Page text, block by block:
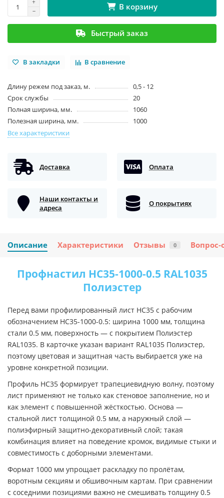
В корзину
Быстрый заказ
В закладки В сравнение
Длину режем под заказ, м.
0,5 - 12
Срок службы
20
Полная ширина, мм.
1060
Полезная ширина, мм.
1000
Все характеристики
Доставка Оплата
Наши контакты и
адреса
О покрытиях
Описание Характеристики Отзывы 0 Вопрос-
Профнастил НС35-1000-0.5 RAL1035
Полиэстер
Перед вами профилированный лист НС35 с рабочим
обозначением НС35-1000-0.5: ширина 1000 мм, толщина
стали 0.5 мм, поверхность — с покрытием Полиэстер
RAL1035. В карточке указан вариант RAL1035 Полиэстер,
поэтому цветовая и защитная часть выбирается уже на
уровне конкретной позиции.
Профиль НС35 формирует трапециевидную волну, поэтому
лист применяют не только как стеновое заполнение, но и
как элемент с повышенной жёсткостью. Основа —
стальной лист толщиной 0.5 мм, а наружный слой —
полиэфирный защитно-декоративный слой; такая
комбинация влияет на поведение кромок, видимые стыки и
совместимость с доборными элементами.
Формат 1000 мм упрощает раскладку по пролётам,
воротным секциям и обшивочным картам. При сравнении
с соседними позициями важно не смешивать толщину 0.5